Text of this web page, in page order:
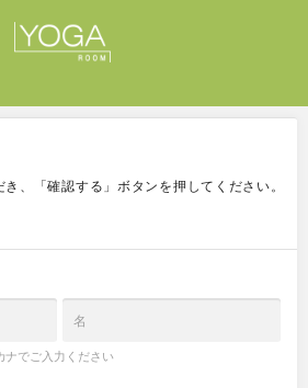
、「確認する」ボタンを押してください。
でご入力ください